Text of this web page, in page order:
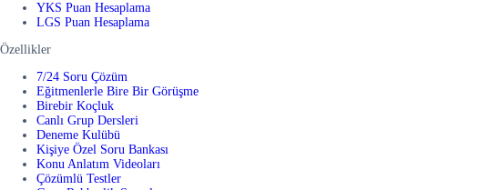
YKS Puan Hesaplama
LGS Puan Hesaplama
Özellikler
7/24 Soru Çözüm
Eğitmenlerle Bire Bir Görüşme
Birebir Koçluk
Canlı Grup Dersleri
Deneme Kulübü
Kişiye Özel Soru Bankası
Konu Anlatım Videoları
Çözümlü Testler